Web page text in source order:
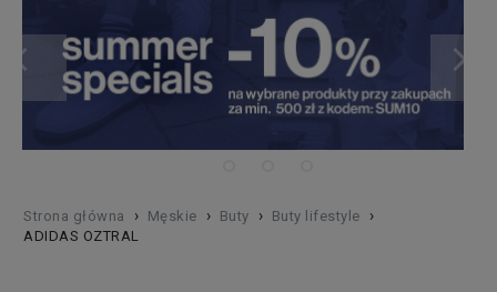
Strona główna › Męskie › Buty › Buty lifestyle ›
ADIDAS OZTRAL